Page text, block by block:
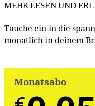
MEHR LESEN UND
Tauche ein in die
monatlich in deinem
Monatsabo